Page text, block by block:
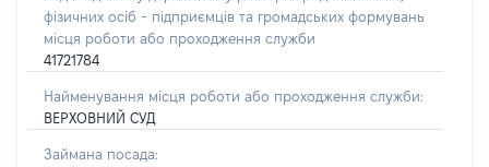
фізичних осіб - підприємців та громадських формувань
місця роботи або проходження служби
41721784
Найменування місця роботи або проходження служби:
ВЕРХОВНИЙ СУД
Займана посада: